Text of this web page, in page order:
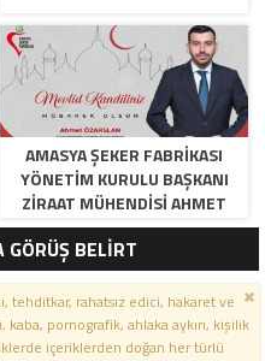
AMASYA ŞEKER FABRIKASI
YÖNETIM KURULU BAŞKANI
ZIRAAT MÜHENDISI AHMET
ÖZARSLAN’IN MEVLID KANDILI
MESAJI
GÖRÜŞ BELİRT
tehditkar, rahatsız edici, hakaret ve
kaba, pornografik, ahlaka aykırı, kişilik
içeriklerden doğan her türlü